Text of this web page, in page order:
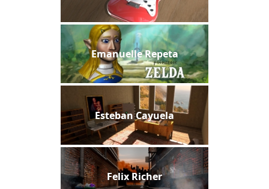
Emanuelle Repeta
Esteban Cayuela
Felix Richer